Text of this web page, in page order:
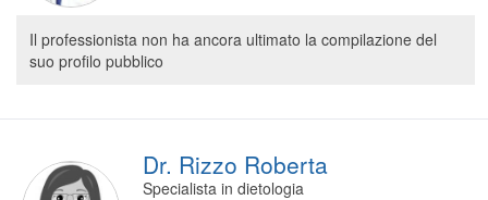
Il professionista non ha ancora ultimato la compilazione del
suo profilo pubblico
Dr. Rizzo Roberta
Specialista in dietologia